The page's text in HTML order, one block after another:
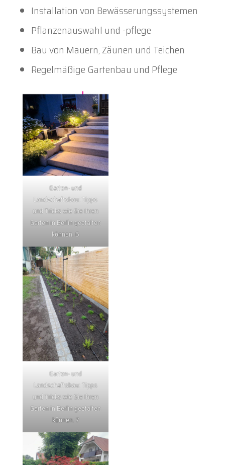
Installation von Bewässerungssystemen
Pflanzenauswahl und -pflege
Bau von Mauern, Zäunen und Teichen
Regelmäßige Gartenbau und Pflege
Garten- und
Landschaftsbau: Tipps
und Tricks wie Sie Ihren
Garten in Berlin gestalten
können. 6
Garten- und
Landschaftsbau: Tipps
und Tricks wie Sie Ihren
Garten in Berlin gestalten
können. 7